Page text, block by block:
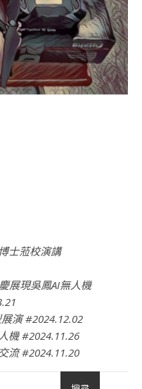
士蒞校演講
展現吳鳳AI無人機
演 #2024.12.02
機 #2024.11.26
流 #2024.11.20